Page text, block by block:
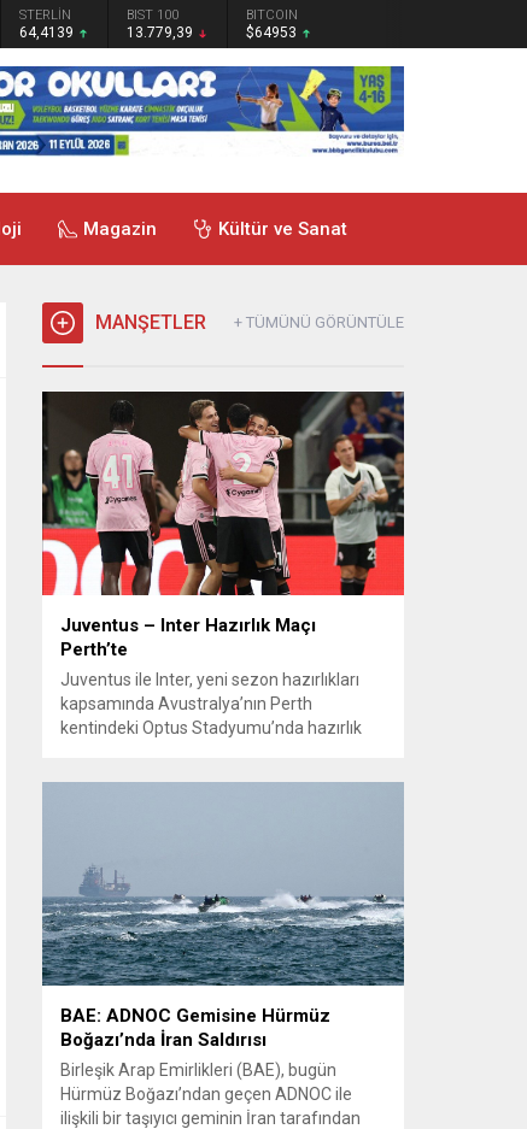
STERLİN
64,4139
BIST 100
13.779,39
BITCOIN
$64953
Magazin Kültür ve Sanat
MANŞETLER + TÜMÜNÜ GÖRÜNTÜLE
Juventus – Inter Hazırlık Maçı
Perth’te
Juventus ile Inter, yeni sezon hazırlıkları
kapsamında Avustralya’nın Perth
kentindeki Optus Stadyumu’nda hazırlık
Türk futbolcu sahada yer aldı: Juventus’ta
Kenan Yıldız ilk 11’de görev alırken,...
BAE: ADNOC Gemisine Hürmüz
Boğazı’nda İran Saldırısı
Birleşik Arap Emirlikleri (BAE), bugün
Hürmüz Boğazı’ndan geçen ADNOC ile
ilişkili bir taşıyıcı geminin İran tarafından